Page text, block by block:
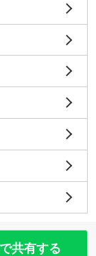
共有する